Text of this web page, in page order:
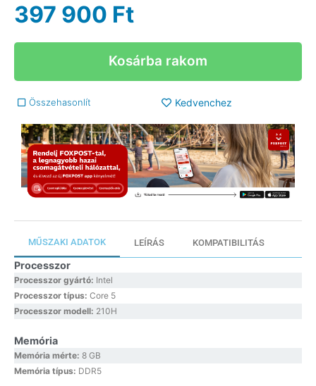
397 900 Ft
Kosárba rakom
Összehasonlít Kedvenchez
MŰSZAKI ADATOK LEÍRÁS KOMPATIBILITÁS
Processzor
Processzor gyártó: Intel
Processzor típus: Core 5
Processzor modell: 210H
Memória
Memória mérte: 8 GB
Memória típus: DDR5